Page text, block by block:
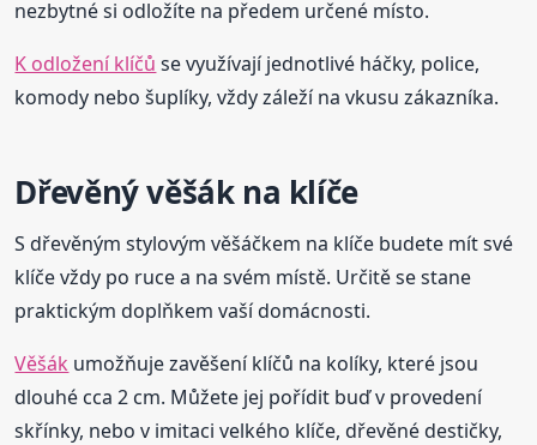
nezbytné si odložíte na předem určené místo.
K odložení klíčů se využívají jednotlivé háčky, police,
komody nebo šuplíky, vždy záleží na vkusu zákazníka.
Dřevěný věšák na klíče
S dřevěným stylovým věšáčkem na klíče budete mít své
klíče vždy po ruce a na svém místě. Určitě se stane
praktickým doplňkem vaší domácnosti.
Věšák umožňuje zavěšení klíčů na kolíky, které jsou
dlouhé cca 2 cm. Můžete jej pořídit buď v provedení
skřínky, nebo v imitaci velkého klíče, dřevěné destičky,